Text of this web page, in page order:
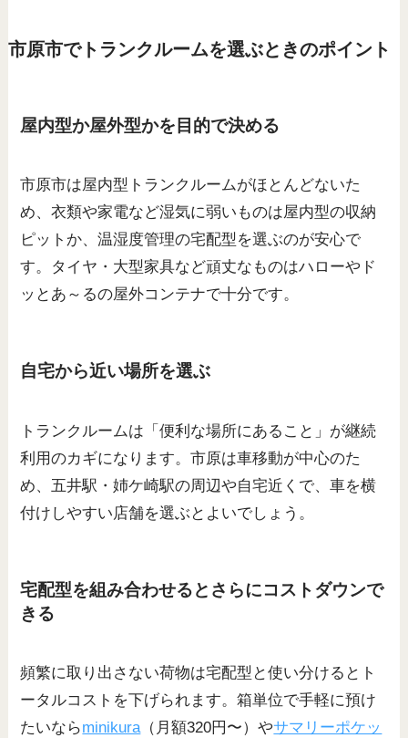
市原市でトランクルームを選ぶときのポイント
屋内型か屋外型かを目的で決める
市原市は屋内型トランクルームがほとんどないた
め、衣類や家電など湿気に弱いものは屋内型の収納
ピットか、温湿度管理の宅配型を選ぶのが安心で
す。タイヤ・大型家具など頑丈なものはハローやド
ッとあ～るの屋外コンテナで十分です。
自宅から近い場所を選ぶ
トランクルームは「便利な場所にあること」が継続
利用のカギになります。市原は車移動が中心のた
め、五井駅・姉ケ崎駅の周辺や自宅近くで、車を横
付けしやすい店舗を選ぶとよいでしょう。
宅配型を組み合わせるとさらにコストダウンで
きる
頻繁に取り出さない荷物は宅配型と使い分けるとト
ータルコストを下げられます。箱単位で手軽に預け
たいならminikura（月額320円〜）やサマリーポケッ